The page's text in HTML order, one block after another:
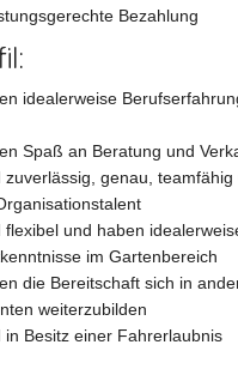
Bezahlung
idealerweise
Spaß an Beratung und
zuverlässig, genau, teamfähig
flexibel und haben
im Gartenbereich
die Bereitschaft sich in
weiterzubilden
in Besitz einer Fahrerlaubnis